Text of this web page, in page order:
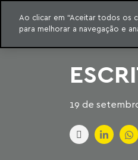
para o conteúdo
Machado Meyer
CONTEÚDO
19 de
Ao clicar em “Aceitar todos os
para melhorar a navegação e